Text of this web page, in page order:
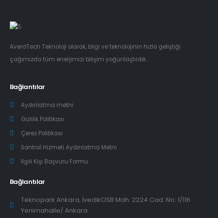
AverdTech Teknoloji olarak, bilgi ve teknolojinin hızla geliştiği
çağımızda tüm enerjimizi bilişim yoğunlaştırdık.
Bağlantılar
Aydınlatma metni
Gizlilik Politikası
Çerez Politikası
Santral Hizmeti Aydınlatma Metni
İlgili Kişi Başvuru Formu
Bağlantılar
Teknopark Ankara, İvedikOSB Mah. 2224 Cad. No: 1/116
Yenimahalle/ Ankara